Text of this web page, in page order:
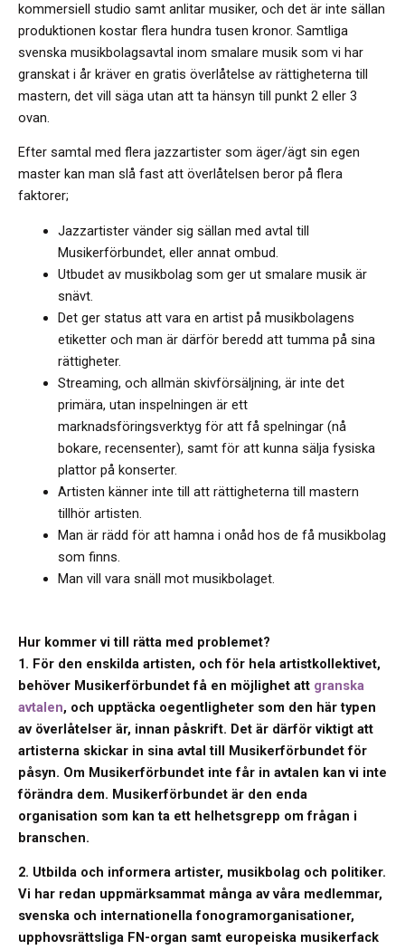
kommersiell studio samt anlitar musiker, och det är inte sällan
produktionen kostar flera hundra tusen kronor. Samtliga
svenska musikbolagsavtal inom smalare musik som vi har
granskat i år kräver en gratis överlåtelse av rättigheterna till
mastern, det vill säga utan att ta hänsyn till punkt 2 eller 3
ovan.
Efter samtal med flera jazzartister som äger/ägt sin egen
master kan man slå fast att överlåtelsen beror på flera
faktorer;
Jazzartister vänder sig sällan med avtal till
Musikerförbundet, eller annat ombud.
Utbudet av musikbolag som ger ut smalare musik är
snävt.
Det ger status att vara en artist på musikbolagens
etiketter och man är därför beredd att tumma på sina
rättigheter.
Streaming, och allmän skivförsäljning, är inte det
primära, utan inspelningen är ett
marknadsföringsverktyg för att få spelningar (nå
bokare, recensenter), samt för att kunna sälja fysiska
plattor på konserter.
Artisten känner inte till att rättigheterna till mastern
tillhör artisten.
Man är rädd för att hamna i onåd hos de få musikbolag
som finns.
Man vill vara snäll mot musikbolaget.
Hur kommer vi till rätta med problemet?
1. För den enskilda artisten, och för hela artistkollektivet,
behöver Musikerförbundet få en möjlighet att granska
avtalen, och upptäcka oegentligheter som den här typen
av överlåtelser är, innan påskrift. Det är därför viktigt att
artisterna skickar in sina avtal till Musikerförbundet för
påsyn. Om Musikerförbundet inte får in avtalen kan vi inte
förändra dem. Musikerförbundet är den enda
organisation som kan ta ett helhetsgrepp om frågan i
branschen.
2. Utbilda och informera artister, musikbolag och politiker.
Vi har redan uppmärksammat många av våra medlemmar,
svenska och internationella fonogramorganisationer,
upphovsrättsliga FN-organ samt europeiska musikerfack